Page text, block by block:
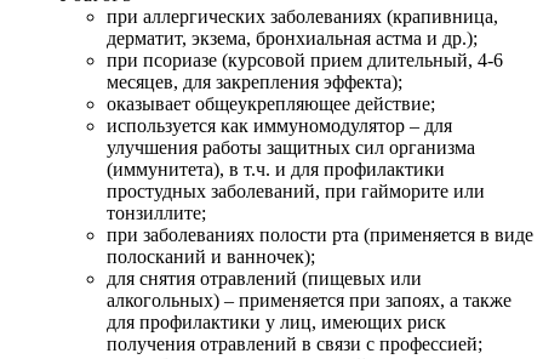
при аллергических заболеваниях (крапивница,
дерматит, экзема, бронхиальная астма и др.);
при псориазе (курсовой прием длительный, 4-6
месяцев, для закрепления эффекта);
оказывает общеукрепляющее действие;
используется как иммуномодулятор – для
улучшения работы защитных сил организма
(иммунитета), в т.ч. и для профилактики
простудных заболеваний, при гайморите или
тонзиллите;
при заболеваниях полости рта (применяется в виде
полосканий и ванночек);
для снятия отравлений (пищевых или
алкогольных) – применяется при запоях, а также
для профилактики у лиц, имеющих риск
получения отравлений в связи с профессией;